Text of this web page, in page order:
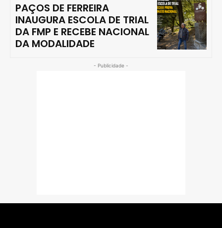
PAÇOS DE FERREIRA
INAUGURA ESCOLA DE TRIAL
DA FMP E RECEBE NACIONAL
DA MODALIDADE
- Publicidade -